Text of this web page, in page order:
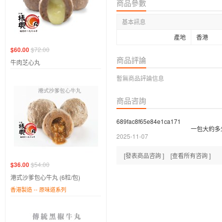
$60.00$72.00
牛肉芝心丸
$36.00$54.00
港式沙爹包心牛丸 (6粒/包)
香港製造 -- 原味道系列
商品參數
基本訊息
產地
香港
商品評論
暫無商品評論信息
商品咨詢
689fac8f65e84e1ca171
2025-11-07
一包大約
[發表商品咨詢 ] [查看所有咨詢 ]